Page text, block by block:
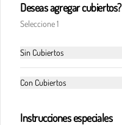
Deseas agregar cubiertos?
Seleccione 1
Sin Cubiertos
Con Cubiertos
Instrucciones especiales